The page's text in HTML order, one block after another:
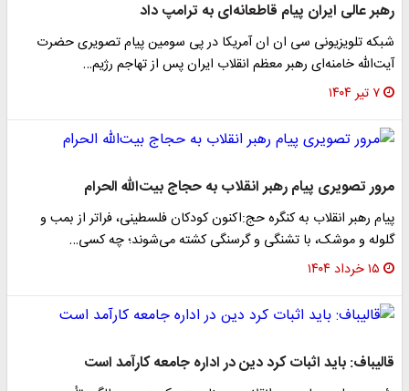
رهبر عالی ایران پیام قاطعانه‌ای به ترامپ داد
شبکه تلویزیونی سی ان ان آمریکا در پی سومین پیام تصویری حضرت
آیت‌الله خامنه‌ای رهبر معظم انقلاب ایران پس از تهاجم رژیم…
۷ تیر ۱۴۰۴
مرور تصویری پیام رهبر انقلاب به حجاج بیت‌الله الحرام
پیام رهبر انقلاب به کنگره حج:اکنون کودکان فلسطینی، فراتر از بمب و
گلوله و موشک، با تشنگی و گرسنگی کشته می‌شوند؛ چه کسی…
۱۵ خرداد ۱۴۰۴
قالیباف: باید اثبات کرد دین در اداره جامعه کارآمد است